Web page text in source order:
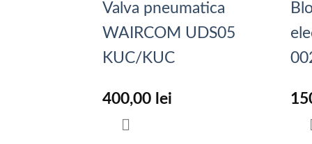
Valva pneumatica
WAIRCOM UDS05
KUC/KUC
400,00 lei